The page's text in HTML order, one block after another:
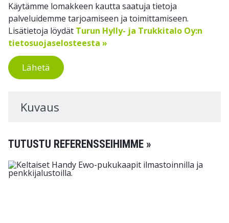
Käytämme lomakkeen kautta saatuja tietoja
palveluidemme tarjoamiseen ja toimittamiseen.
Lisätietoja löydät Turun Hylly- ja Trukkitalo Oy:n
tietosuojaselosteesta »
Lähetä
Kuvaus
TUTUSTU REFERENSSEIHIMME »